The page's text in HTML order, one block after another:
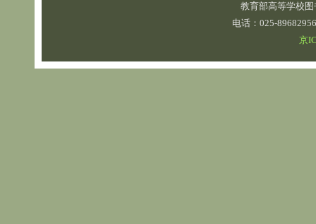
教育部高等学校
电话：025-
京